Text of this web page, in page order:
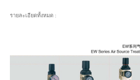
รายละเอียดทั้งหมด :